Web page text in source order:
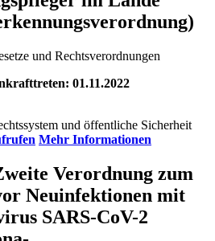
und Rechtsverordnungen
01.11.2022
Mehr Informationen
Verordnung zum
Neuinfektionen mit
SARS-CoV-2